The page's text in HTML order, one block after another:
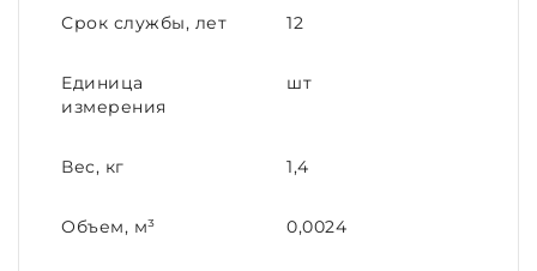
Срок службы, лет 12
Единица
измерения
шт
Вес, кг 1,4
Объем, м³ 0,0024